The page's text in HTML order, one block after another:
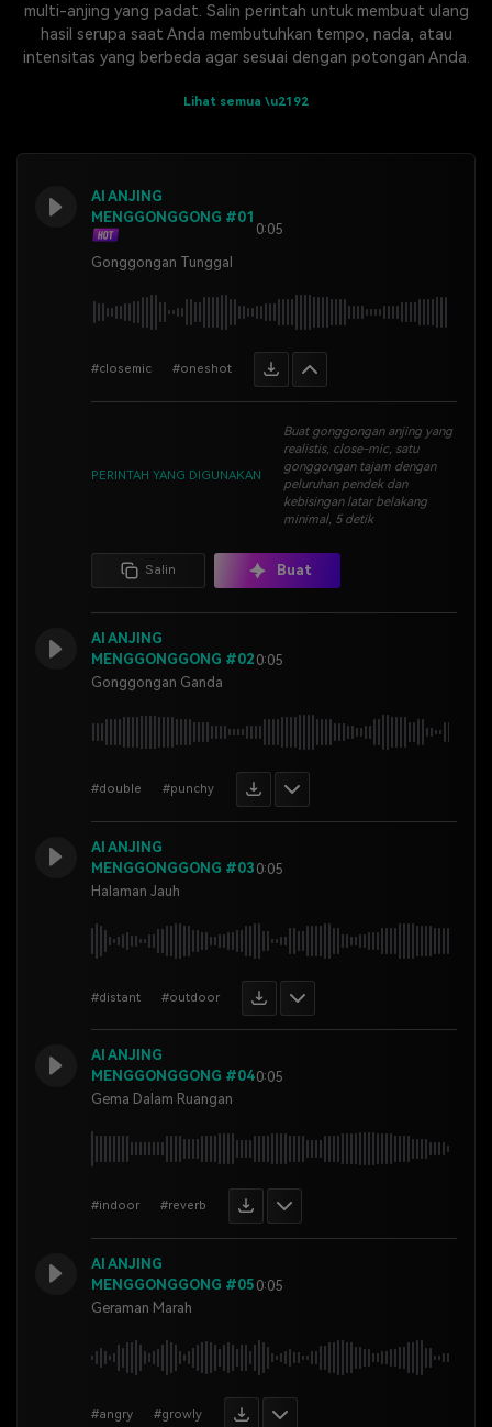
multi-anjing yang padat. Salin perintah untuk membuat ulang
hasil serupa saat Anda membutuhkan tempo, nada, atau
intensitas yang berbeda agar sesuai dengan potongan Anda.
Lihat semua \u2192
AI ANJING
MENGGONGGONG #01
Gonggongan Tunggal
0:05
#closemic #oneshot
PERINTAH YANG DIGUNAKAN
Buat gonggongan anjing yang
realistis, close-mic, satu
gonggongan tajam dengan
peluruhan pendek dan
kebisingan latar belakang
minimal, 5 detik
Salin Buat
AI ANJING
MENGGONGGONG #02
Gonggongan Ganda
0:05
#double #punchy
AI ANJING
MENGGONGGONG #03
Halaman Jauh
0:05
#distant #outdoor
AI ANJING
MENGGONGGONG #04
Gema Dalam Ruangan
0:05
#indoor #reverb
AI ANJING
MENGGONGGONG #05
Geraman Marah
0:05
#angry #growly